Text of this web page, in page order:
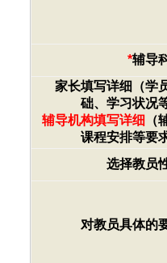
*辅导
家长填写详细（学
础、学习状况
辅导机构填写详细 （
课程安排等要
选择教员
对教员具体的